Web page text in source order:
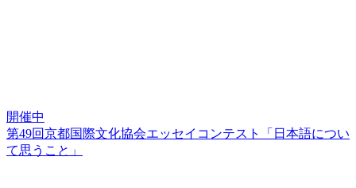
開催中
第49回京都国際文化協会エッセイコンテスト「日本語につい
て思うこと」